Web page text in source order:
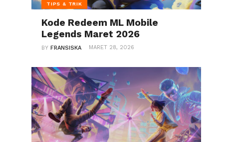
TIPS & TRIK
Kode Redeem ML Mobile
Legends Maret 2026
BYFRANSISKA MARET 28, 2026